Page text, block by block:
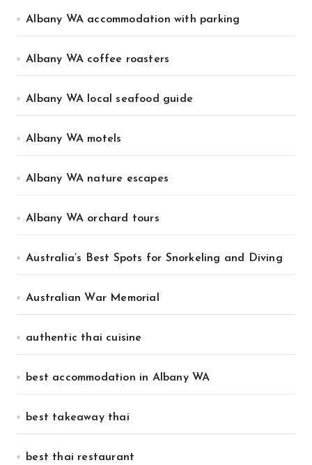
Albany WA accommodation with parking
Albany WA coffee roasters
Albany WA local seafood guide
Albany WA motels
Albany WA nature escapes
Albany WA orchard tours
Australia’s Best Spots for Snorkeling and Diving
Australian War Memorial
authentic thai cuisine
best accommodation in Albany WA
best takeaway thai
best thai restaurant